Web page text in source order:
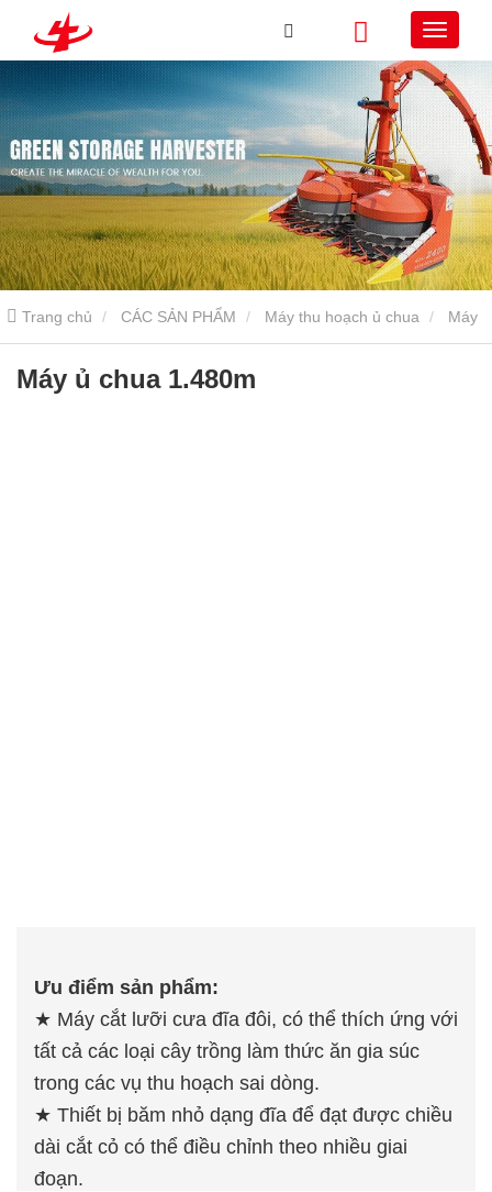
Trang chủ CÁC SẢN PHẨM Máy thu hoạch ủ chua Máy
thu hoạch ủ chua gắn trên Máy ủ chua 1.480m
Máy ủ chua 1.480m
Ưu điểm sản phẩm:
★ Máy cắt lưỡi cưa đĩa đôi, có thể thích ứng với
tất cả các loại cây trồng làm thức ăn gia súc
trong các vụ thu hoạch sai dòng.
★ Thiết bị băm nhỏ dạng đĩa để đạt được chiều
dài cắt cỏ có thể điều chỉnh theo nhiều giai
đoạn.